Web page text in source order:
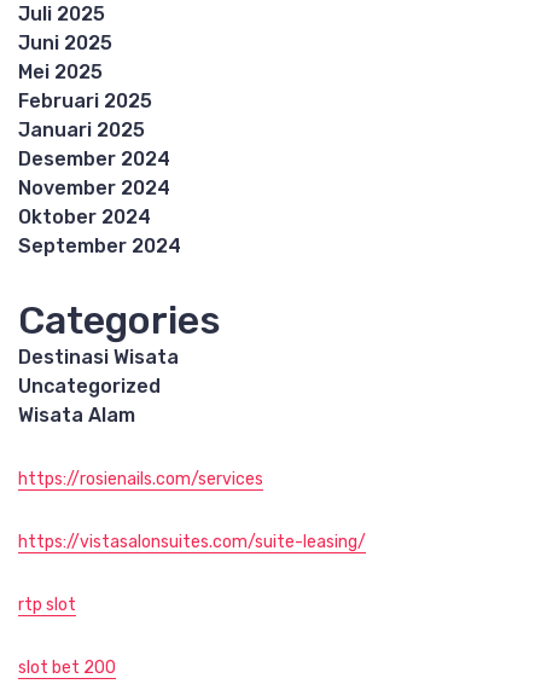
Juli 2025
Juni 2025
Mei 2025
Februari 2025
Januari 2025
Desember 2024
November 2024
Oktober 2024
September 2024
Categories
Destinasi Wisata
Uncategorized
Wisata Alam
https://rosienails.com/services
https://vistasalonsuites.com/suite-leasing/
rtp slot
slot bet 200